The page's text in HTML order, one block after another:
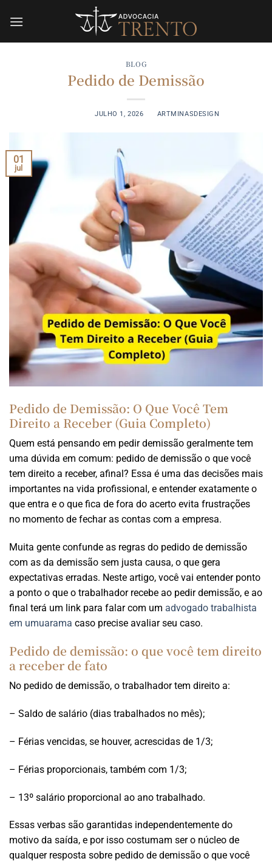
BLOG
Pedido de Demissão
POSTED ONJULHO 1, 2026 ARTMINASDESIGN
01
jul
Pedido de Demissão: O Que Você Tem
Direito a Receber (Guia Completo)
Quem está pensando em pedir demissão geralmente tem
uma dúvida em comum: pedido de demissão o que você
tem direito a receber, afinal? Essa é uma das decisões mais
importantes na vida profissional, e entender exatamente o
que entra e o que fica de fora do acerto evita frustrações
no momento de fechar as contas com a empresa.
Muita gente confunde as regras do pedido de demissão
com as da demissão sem justa causa, o que gera
expectativas erradas. Neste artigo, você vai entender ponto
a ponto o que o trabalhador recebe ao pedir demissão, e ao
final terá um link para falar com um advogado trabalhista
em umuarama caso precise avaliar seu caso.
Pedido de demissão: o que você tem direito
a receber de fato
No pedido de demissão, o trabalhador tem direito a:
– Saldo de salário (dias trabalhados no mês);
– Férias vencidas, se houver, acrescidas de 1/3;
– Férias proporcionais, também com 1/3;
– 13º salário proporcional ao ano trabalhado.
Essas verbas são garantidas independentemente do
motivo da saída, e por isso costumam ser o núcleo de
qualquer resposta sobre pedido de demissão o que você